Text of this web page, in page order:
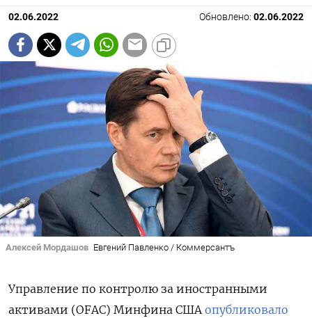
02.06.2022 Обновлено: 02.06.2022
Алексей Мордашов Евгений Павленко / Коммерсантъ
Управление по контролю за иностранными
активами (OFAC) Минфина США опубликовало